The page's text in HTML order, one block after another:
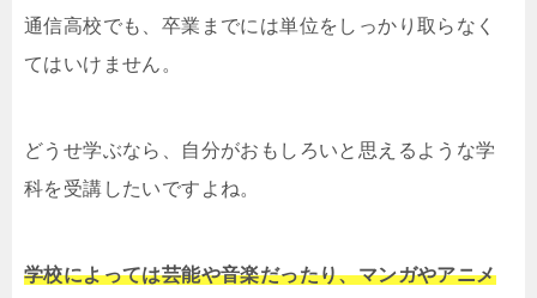
通信高校でも、卒業までには単位をしっかり取らなく
てはいけません。
どうせ学ぶなら、自分がおもしろいと思えるような学
科を受講したいですよね。
学校によっては芸能や音楽だったり、マンガやアニメ